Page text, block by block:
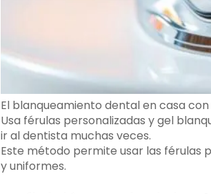
El blanqueamiento dental en casa
Usa férulas personalizadas y gel
ir al dentista muchas veces.
Este método permite usar las férulas
y uniformes.